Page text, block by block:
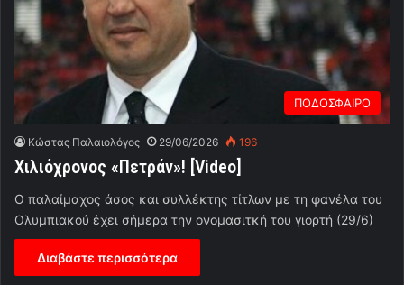
ΠΟΔΟΣΦΑΙΡΟ
Κώστας Παλαιολόγος 29/06/2026 196
Χιλιόχρονος «Πετράν»! [Video]
Ο παλαίμαχος άσος και συλλέκτης τίτλων με τη φανέλα του
Ολυμπιακού έχει σήμερα την ονομασιτκή του γιορτή (29/6)
Διαβάστε περισσότερα